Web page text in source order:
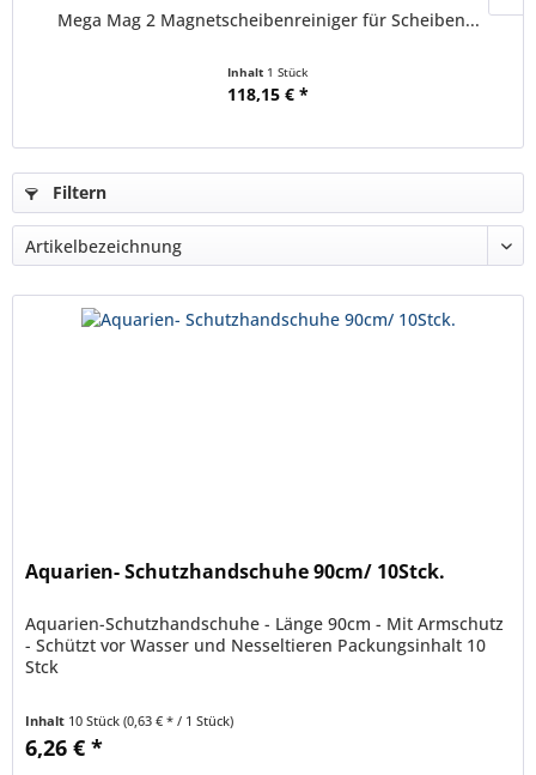
Mega Mag 2 Magnetscheibenreiniger für Scheiben...
Inhalt 1 Stück
118,15 € *
Filtern
Aquarien- Schutzhandschuhe 90cm/ 10Stck.
Aquarien-Schutzhandschuhe - Länge 90cm - Mit Armschutz
- Schützt vor Wasser und Nesseltieren Packungsinhalt 10
Stck
Inhalt 10 Stück(0,63 € * / 1 Stück)
6,26 € *